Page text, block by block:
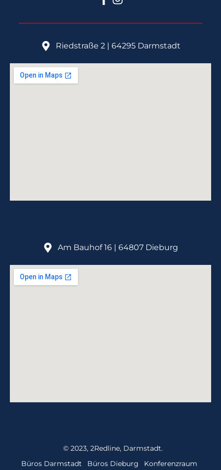
Riedstraße 2 | 64295 Darmstadt
Am Bauhof 16 | 64807 Dieburg
© 2023, 2Redline, Darmstadt.
Büros Darmstadt
Büros Dieburg
Konferenzraum